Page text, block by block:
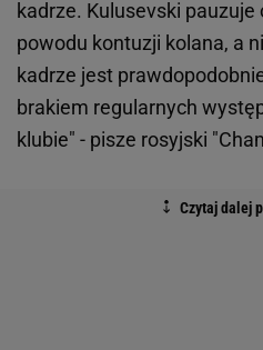
kadrze. Kulusevski
powodu kontuzji kolana, a
kadrze jest
brakiem regularnych
klubie" - pisze rosyjski